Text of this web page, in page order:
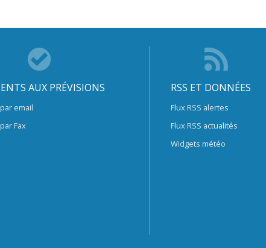
AUX PRÉVISIONS
email
Fax
RSS ET DONNÉES
Flux RSS alertes
Flux RSS actualités
Widgets météo